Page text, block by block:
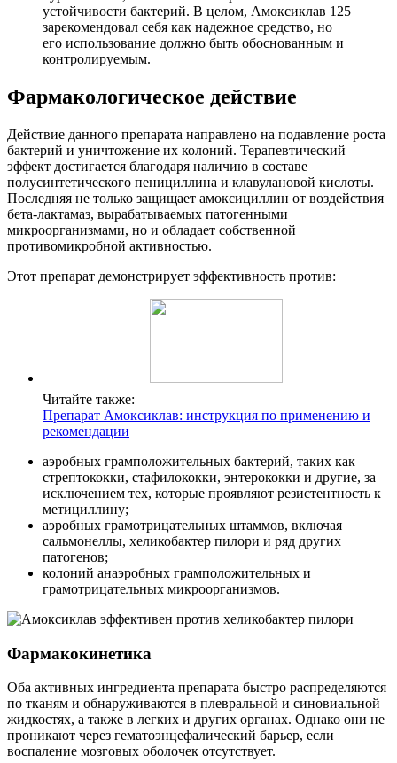
устойчивости бактерий. В целом, Амоксиклав 125
зарекомендовал себя как надежное средство, но
его использование должно быть обоснованным и
контролируемым.
Фармакологическое действие
Действие данного препарата направлено на подавление роста
бактерий и уничтожение их колоний. Терапевтический
эффект достигается благодаря наличию в составе
полусинтетического пенициллина и клавулановой кислоты.
Последняя не только защищает амоксициллин от воздействия
бета-лактамаз, вырабатываемых патогенными
микроорганизмами, но и обладает собственной
противомикробной активностью.
Этот препарат демонстрирует эффективность против:
Читайте также:
Препарат Амоксиклав: инструкция по применению и
рекомендации
аэробных грамположительных бактерий, таких как
стрептококки, стафилококки, энтерококки и другие, за
исключением тех, которые проявляют резистентность к
метициллину;
аэробных грамотрицательных штаммов, включая
сальмонеллы, хеликобактер пилори и ряд других
патогенов;
колоний анаэробных грамположительных и
грамотрицательных микроорганизмов.
Фармакокинетика
Оба активных ингредиента препарата быстро распределяются
по тканям и обнаруживаются в плевральной и синовиальной
жидкостях, а также в легких и других органах. Однако они не
проникают через гематоэнцефалический барьер, если
воспаление мозговых оболочек отсутствует.